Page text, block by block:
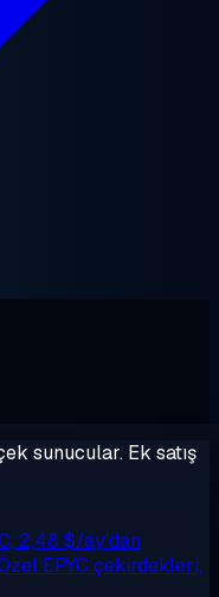
sunucular. Ek satış
2,48 $/ay'dan
EPYC çekirdekleri,